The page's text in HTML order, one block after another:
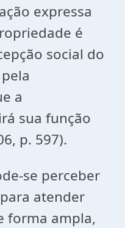
expressa
é
social do
a
sua função
p. 597).
se perceber
atender
forma ampla,